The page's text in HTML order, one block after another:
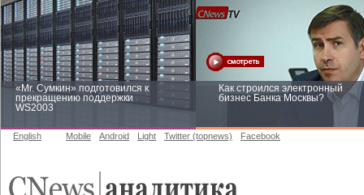
«Mr. Сумкин» подготовился к
прекращению поддержки
WS2003
Как строился электронный
бизнес Банка Москвы?
English Mobile Android Light Twitter (topnews) Facebook